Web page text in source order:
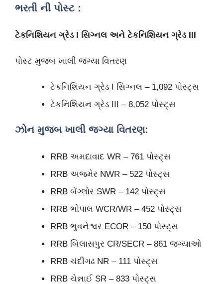
ભરતી ની પોસ્ટ :
ટેકનિશિયન ગ્રેડ I સિગ્નલ અને ટેકનિશિયન ગ્રેડ III
પોસ્ટ મુજબ ખાલી જગ્યા વિતરણ
ટેકનિશિયન ગ્રેડ I સિગ્નલ – 1,092 પોસ્ટ્સ
ટેકનિશિયન ગ્રેડ III – 8,052 પોસ્ટ્સ
ઝોન મુજબ ખાલી જગ્યા વિતરણ:
RRB અમદાવાદ WR – 761 પોસ્ટ્સ
RRB અજમેર NWR – 522 પોસ્ટ્સ
RRB બેંગ્લોર SWR – 142 પોસ્ટ્સ
RRB ભોપાલ WCR/WR – 452 પોસ્ટ્સ
RRB ભુવનેશ્વર ECOR – 150 પોસ્ટ્સ
RRB બિલાસપુર CR/SECR – 861 જગ્યાઓ
RRB ચંદીગઢ NR – 111 પોસ્ટ્સ
RRB ચેન્નાઈ SR – 833 પોસ્ટ્સ